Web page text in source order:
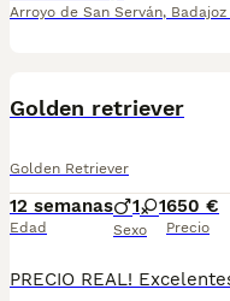
Arroyo de San Serván, Badajoz
Golden retriever
Golden Retriever
12 semanas
Edad
1 1
Sexo
650 €
Precio